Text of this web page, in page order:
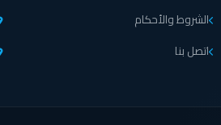
الشروط والأحكام
اتصل بنا